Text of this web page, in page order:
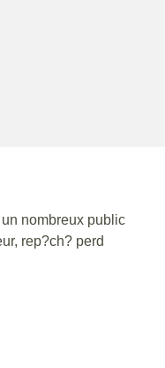
nombreux public
rep?ch? perd